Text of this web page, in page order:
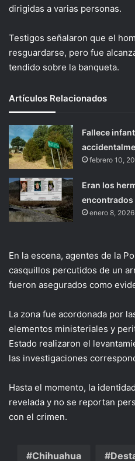
dirigidas a varias personas.
Testigos señalaron que el
resguardarse, pero fue
tendido sobre la banqueta.
Artículos Relacionados
Fallece
febrero 10,
Eran los
encontrados
enero 8, 2026
En la escena, agentes de la
casquillos percutidos de un
fueron asegurados como
La zona fue acordonada por
elementos ministeriales y
Estado realizaron el
las investigaciones
Hasta el momento, la
revelada y no se reportan
con el crimen.
Chihuahua